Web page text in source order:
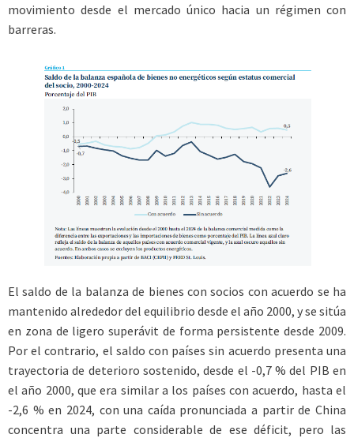
movimiento desde el mercado único hacia un régimen con
barreras.
El saldo de la balanza de bienes con socios con acuerdo se ha
mantenido alrededor del equilibrio desde el año 2000, y se sitúa
en zona de ligero superávit de forma persistente desde 2009.
Por el contrario, el saldo con países sin acuerdo presenta una
trayectoria de deterioro sostenido, desde el -0,7 % del PIB en
el año 2000, que era similar a los países con acuerdo, hasta el
-2,6 % en 2024, con una caída pronunciada a partir de China
concentra una parte considerable de ese déficit, pero las